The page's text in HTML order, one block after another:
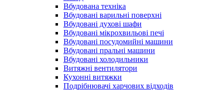
Вбудована техніка
Вбудовані варильні поверхні
Вбудовані духові шафи
Вбудовані мікрохвильові печі
Вбудовані посудомийні машини
Вбудовані пральні машини
Вбудовані холодильники
Витяжні вентилятори
Кухонні витяжки
Подрібнювачі харчових відходів